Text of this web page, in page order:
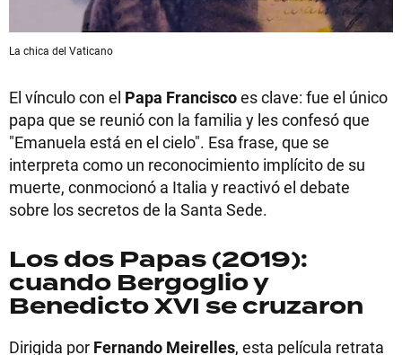
La chica del Vaticano
El vínculo con el Papa Franciscoes clave: fue el único
papa que se reunió con la familia y les confesó que
"Emanuela está en el cielo". Esa frase, que se
interpreta como un reconocimiento implícito de su
muerte, conmocionó a Italia y reactivó el debate
sobre los secretos de la Santa Sede.
Los dos Papas (2019):
cuando Bergoglio y
Benedicto XVI se cruzaron
Dirigida por Fernando Meirelles, esta película retrata